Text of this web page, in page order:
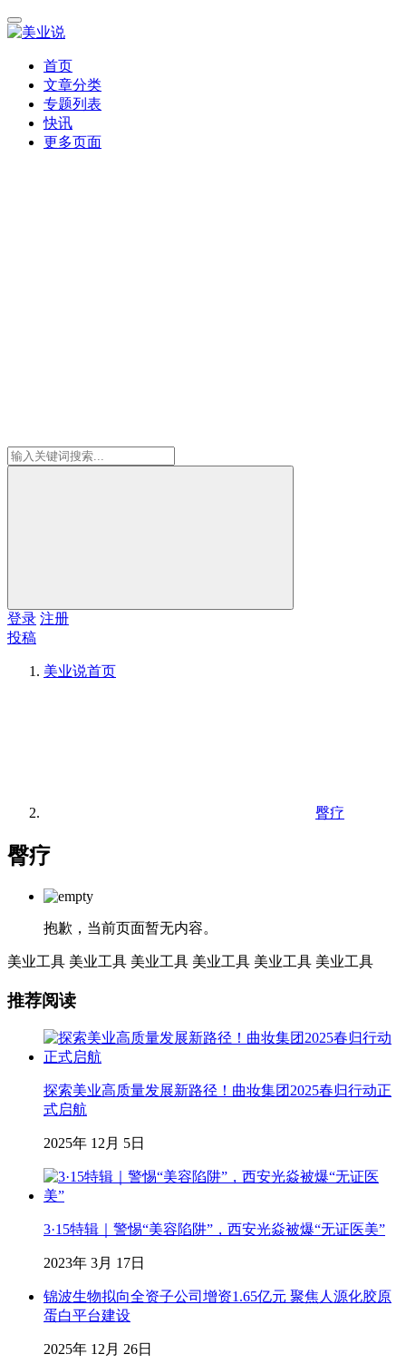
首页
文章分类
专题列表
快讯
更多页面
登录 注册
投稿
美业说首页
臀疗
臀疗
抱歉，当前页面暂无内容。
美业工具 美业工具 美业工具 美业工具 美业工具 美业工具
推荐阅读
探索美业高质量发展新路径！曲妆集团2025春归行动正
式启航
2025年 12月 5日
3·15特辑｜警惕“美容陷阱”，西安光焱被爆“无证医美”
2023年 3月 17日
锦波生物拟向全资子公司增资1.65亿元 聚焦人源化胶原
蛋白平台建设
2025年 12月 26日